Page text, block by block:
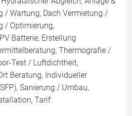
/ Wartung, Dach Vermietung /
/ Optimierung,
Batterie, Erstellung
Thermografie /
Test / Luftdichtheit,
Beratung, Individueller
Sanierung / Umbau,
Tarif